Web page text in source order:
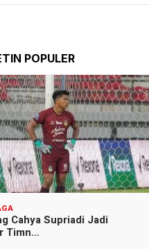
POPULER
Cahya Supriadi Jadi
Timn…